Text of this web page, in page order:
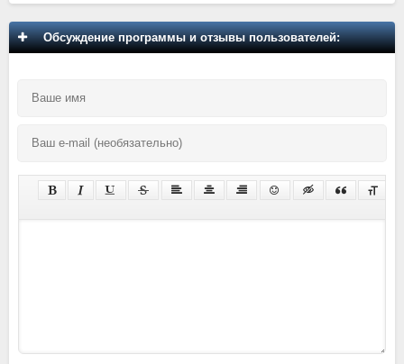
Обсуждение программы и отзывы пользователей: